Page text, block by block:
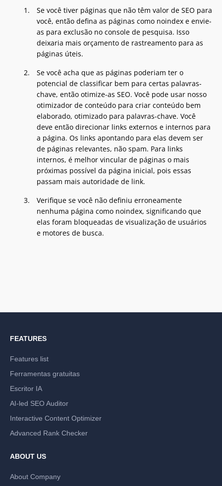
Se você tiver páginas que não têm valor de SEO para
você, então defina as páginas como noindex e envie-
as para exclusão no console de pesquisa. Isso
deixaria mais orçamento de rastreamento para as
páginas úteis.
Se você acha que as páginas poderiam ter o
potencial de classificar bem para certas palavras-
chave, então otimize-as SEO. Você pode usar nosso
otimizador de conteúdo para criar conteúdo bem
elaborado, otimizado para palavras-chave. Você
deve então direcionar links externos e internos para
a página. Os links apontando para elas devem ser
de páginas relevantes, não spam. Para links
internos, é melhor vincular de páginas o mais
próximas possível da página inicial, pois essas
passam mais autoridade de link.
Verifique se você não definiu erroneamente
nenhuma página como noindex, significando que
elas foram bloqueadas de visualização de usuários
e motores de busca.
FEATURES
Features list
Ferramentas gratuitas
Escritor IA
AI-led SEO Auditor
Interactive Content Optimizer
Advanced Rank Checker
ABOUT US
About Company